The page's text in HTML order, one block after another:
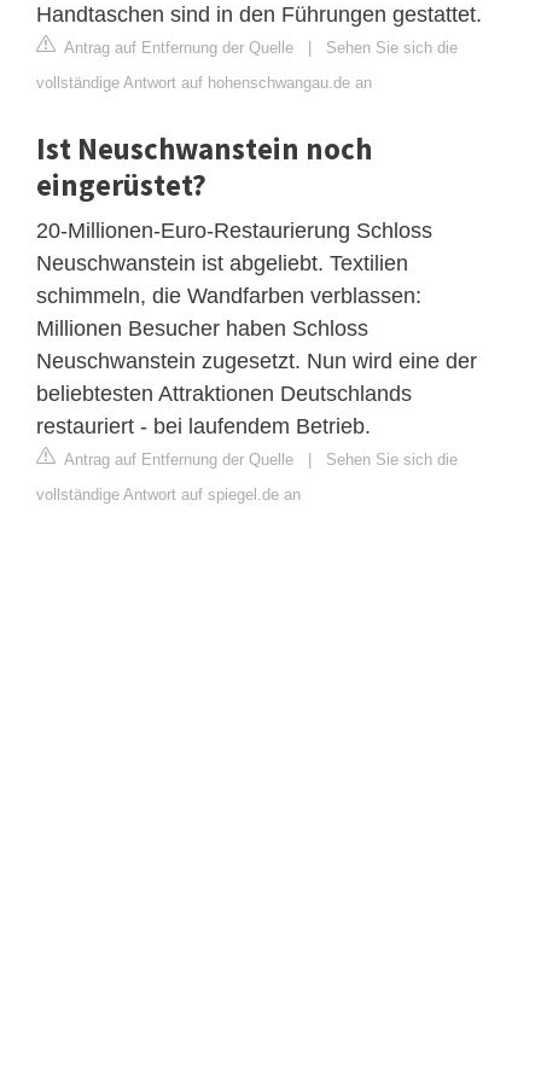
Handtaschen sind in den Führungen gestattet.
Antrag auf Entfernung der Quelle | Sehen Sie sich die
vollständige Antwort auf hohenschwangau.de an
Ist Neuschwanstein noch
eingerüstet?
20-Millionen-Euro-Restaurierung Schloss
Neuschwanstein ist abgeliebt. Textilien
schimmeln, die Wandfarben verblassen:
Millionen Besucher haben Schloss
Neuschwanstein zugesetzt. Nun wird eine der
beliebtesten Attraktionen Deutschlands
restauriert - bei laufendem Betrieb.
Antrag auf Entfernung der Quelle | Sehen Sie sich die
vollständige Antwort auf spiegel.de an